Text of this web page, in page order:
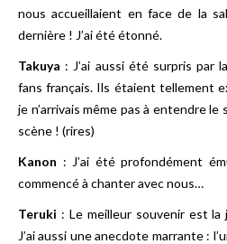
nous accueillaient en face de la
dernière ! J’ai été étonné.
Takuya : J’ai aussi été surpris par
fans français. Ils étaient tellement
je n’arrivais même pas à entendre
scène ! (rires)
Kanon : J’ai été profondément
commencé à chanter avec nous…
Teruki : Le meilleur souvenir est la
J’ai aussi une anecdote marrante :